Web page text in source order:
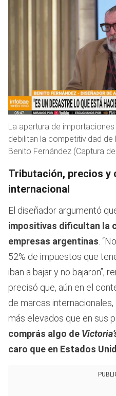
La apertura de
debilitan la competitividad de
Benito Fernández (Captura
Tributación, precios y
internacional
El diseñador argumentó
impositivas dificultan la
empresas argentinas .
52% de impuestos que
iban a bajar y no bajaron”,
precisó que, aún en el
de marcas
más elevados que en sus
comprás algo de
caro que en Estados